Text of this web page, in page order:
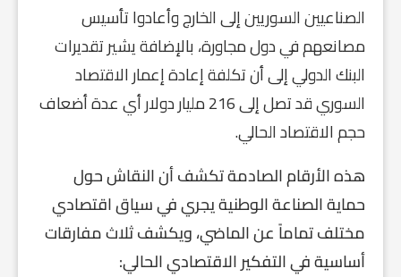
الصناعيين السوريين إلى الخارج وأعادوا تأسيس
مصانعهم في دول مجاورة، بالإضافة يشير تقديرات
البنك الدولي إلى أن تكلفة إعادة إعمار الاقتصاد
السوري قد تصل إلى 216 مليار دولار أي عدة أضعاف
حجم الاقتصاد الحالي.
هذه الأرقام الصادمة تكشف أن النقاش حول
حماية الصناعة الوطنية يجري في سياق اقتصادي
مختلف تماماً عن الماضي، ويكشف ثلاث مفارقات
أساسية في التفكير الاقتصادي الحالي: